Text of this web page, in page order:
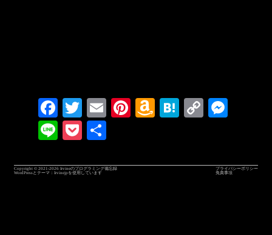
FacebookTwitter Email PinterestAmazonHatena
Copy
Line Pocket
Copyright © 2021-2026 Irvineのプログラミング備忘録
WordPressとテーマ： Irvinejpを使用しています
プライバシーポリシー
免責事項